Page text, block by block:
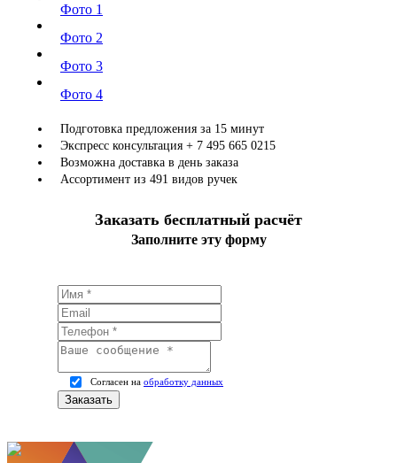
Фото 1
Фото 2
Фото 3
Фото 4
Подготовка предложения за 15 минут
Экспресс консультация + 7 495 665 0215
Возможна доставка в день заказа
Ассортимент из 491 видов ручек
Заказать бесплатный расчёт
Заполните эту форму
Согласен на обработку данных